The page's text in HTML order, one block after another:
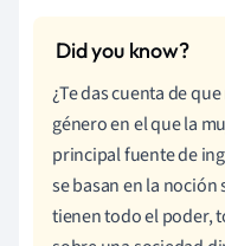
¿Te das cuenta de
género en el que la
principal fuente de
se basan en la
tienen todo el poder,